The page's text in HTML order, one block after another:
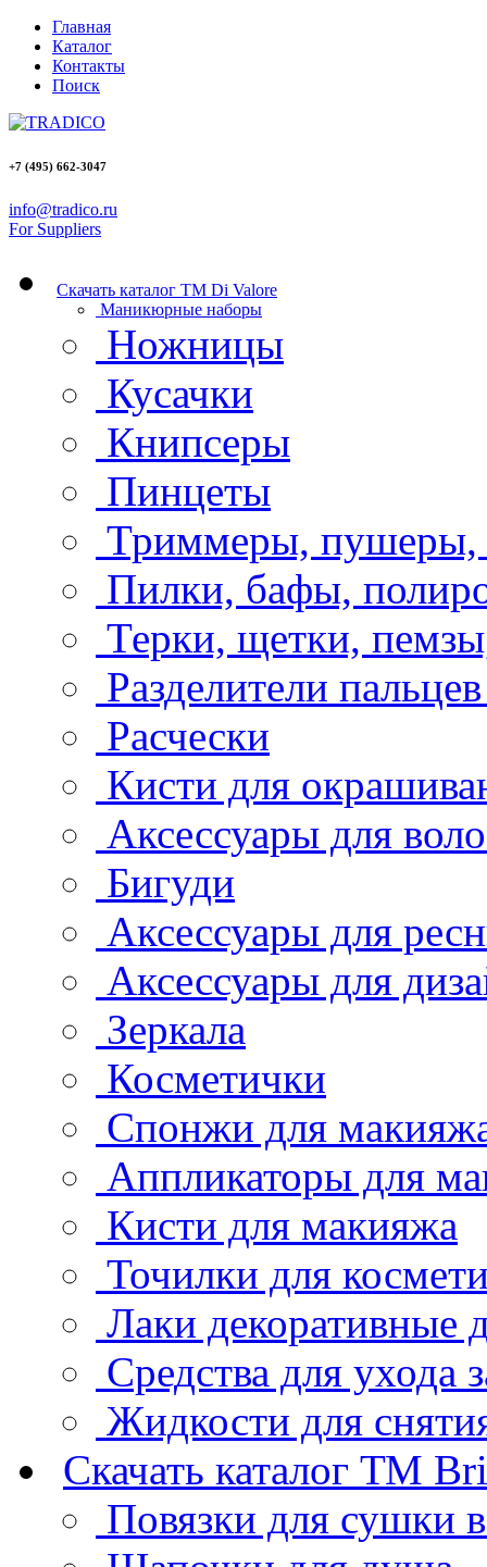
Главная
Каталог
Контакты
Поиск
+7 (495) 662-3047
info@tradico.ru
For Suppliers
Скачать каталог ТМ Di Valore
Маникюрные наборы
Ножницы
Кусачки
Книпсеры
Пинцеты
Триммеры, пушеры,
Пилки, бафы,
Терки, щетки,
Разделители
Расчески
Кисти для
Аксессуары для
Бигуди
Аксессуары для
Аксессуары для
Зеркала
Косметички
Спонжи для
Аппликаторы для
Кисти для макияжа
Точилки для
Лаки декоративные
Средства для ухода
Жидкости для
Скачать каталог ТМ
Повязки для сушки